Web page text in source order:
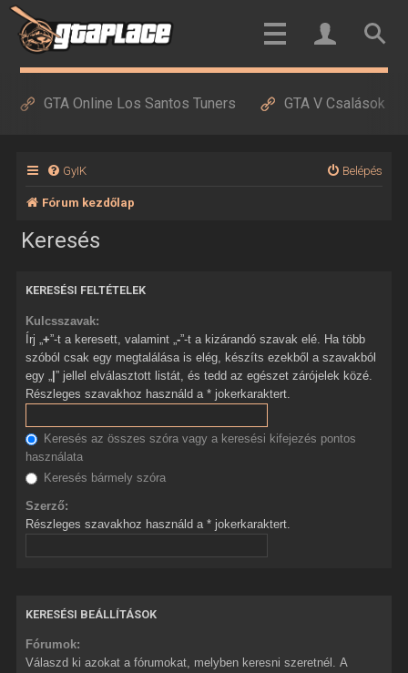
GTA Online Los Santos Tuners GTA V Csalások
GyIK Belépés
Fórum kezdőlap
Keresés
KERESÉSI FELTÉTELEK
Kulcsszavak:
Írj „ +”-t a keresett, valamint „ -”-t a kizárandó szavak elé. Ha több
szóból csak egy megtalálása is elég, készíts ezekből a szavakból
egy „ |” jellel elválasztott listát, és tedd az egészet zárójelek közé.
Részleges szavakhoz használd a * jokerkaraktert.
Keresés az összes szóra vagy a keresési kifejezés pontos
használata
Keresés bármely szóra
Szerző:
Részleges szavakhoz használd a * jokerkaraktert.
KERESÉSI BEÁLLÍTÁSOK
Fórumok:
Válaszd ki azokat a fórumokat, melyben keresni szeretnél. A